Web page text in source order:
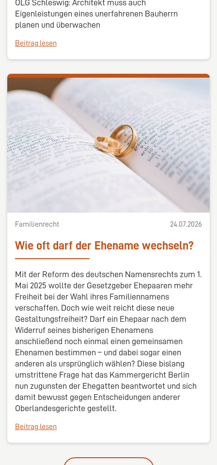
OLG Schleswig: Architekt muss auch
Eigenleistungen eines unerfahrenen Bauherrn
planen und überwachen
Beitrag lesen
Familienrecht 24.07.2026
Wie oft darf der Ehename wechseln?
Mit der Reform des deutschen Namensrechts zum 1.
Mai 2025 wollte der Gesetzgeber Ehepaaren mehr
Freiheit bei der Wahl ihres Familiennamens
verschaffen. Doch wie weit reicht diese neue
Gestaltungsfreiheit? Darf ein Ehepaar nach dem
Widerruf seines bisherigen Ehenamens
anschließend noch einmal einen gemeinsamen
Ehenamen bestimmen – und dabei sogar einen
anderen als ursprünglich wählen? Diese bislang
umstrittene Frage hat das Kammergericht Berlin
nun zugunsten der Ehegatten beantwortet und sich
damit bewusst gegen Entscheidungen anderer
Oberlandesgerichte gestellt.
Beitrag lesen